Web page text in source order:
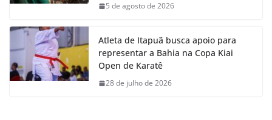
5 de agosto de 2026
Atleta de Itapuã busca apoio para
representar a Bahia na Copa Kiai
Open de Karatê
28 de julho de 2026